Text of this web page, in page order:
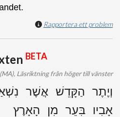
Rapportera ett problem
BETA
Läsriktning från höger till vänster
וְיֶתֶר הַקָּדֵשׁ אֲשֶׁר
אָבִיו בִּעֵר מִן הָאָרֶץ